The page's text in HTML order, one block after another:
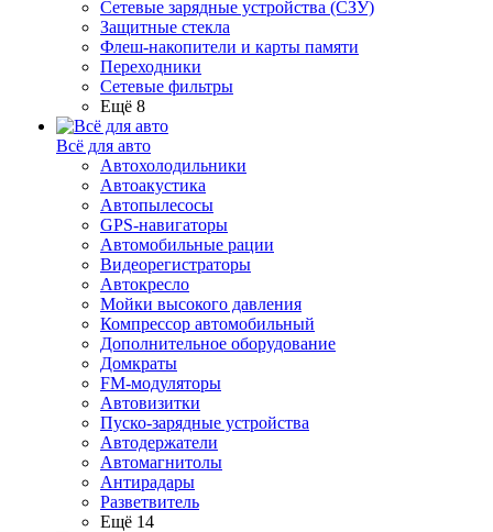
Сетевые зарядные устройства (СЗУ)
Защитные стекла
Флеш-накопители и карты памяти
Переходники
Сетевые фильтры
Ещё 8
Всё для авто
Автохолодильники
Автоакустика
Автопылесосы
GPS-навигаторы
Автомобильные рации
Видеорегистраторы
Автокресло
Мойки высокого давления
Компрессор автомобильный
Дополнительное оборудование
Домкраты
FM-модуляторы
Автовизитки
Пуско-зарядные устройства
Автодержатели
Автомагнитолы
Антирадары
Разветвитель
Ещё 14